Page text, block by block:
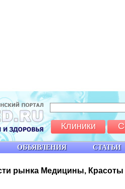
рынка Медицины,
ОБЪЯВЛЕНИЯ СТАТЬИ
Клиники